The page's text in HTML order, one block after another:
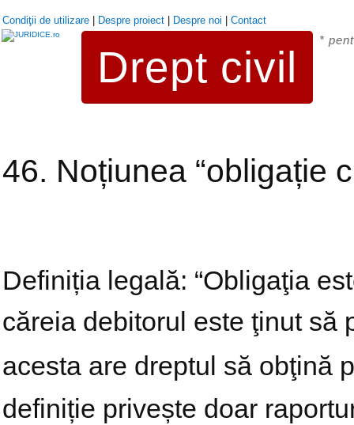
Condiţii de utilizare| Despre proiect| Despre noi Contact
Drept civil
*
46. Noțiunea “obligație
Definiția legală: “Obligaţia
căreia debitorul este ţinut să
acesta are dreptul să obţină
definiție privește doar